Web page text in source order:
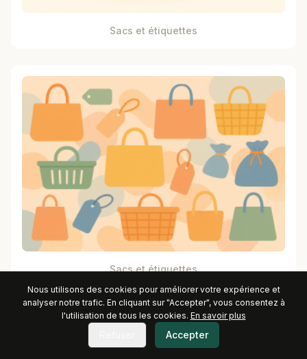
Sacs et étiquettes
Sacs et étiquettes
Nous utilisons des cookies pour améliorer votre expérience et
analyser notre trafic. En cliquant sur "Accepter", vous consentez à
l'utilisation de tous les cookies. En savoir plus
Accepter